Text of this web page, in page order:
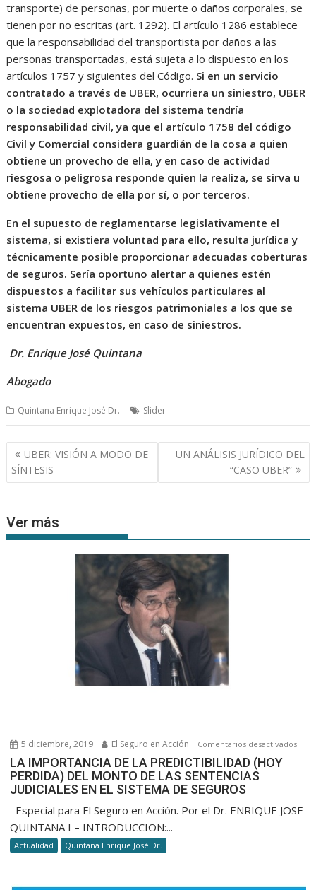
transporte) de personas, por muerte o daños corporales, se
tienen por no escritas (art. 1292). El artículo 1286 establece
que la responsabilidad del transportista por daños a las
personas transportadas, está sujeta a lo dispuesto en los
artículos 1757 y siguientes del Código. Si en un servicio
contratado a través de UBER, ocurriera un siniestro, UBER
o la sociedad explotadora del sistema tendría
responsabilidad civil, ya que el artículo 1758 del código
Civil y Comercial considera guardián de la cosa a quien
obtiene un provecho de ella, y en caso de actividad
riesgosa o peligrosa responde quien la realiza, se sirva u
obtiene provecho de ella por sí, o por terceros.
En el supuesto de reglamentarse legislativamente el
sistema, si existiera voluntad para ello, resulta jurídica y
técnicamente posible proporcionar adecuadas coberturas
de seguros. Sería oportuno alertar a quienes estén
dispuestos a facilitar sus vehículos particulares al
sistema UBER de los riesgos patrimoniales a los que se
encuentran expuestos, en caso de siniestros.
Dr. Enrique José Quintana
Abogado
Quintana Enrique José Dr. Slider
Navegación
de
entradas
UBER: VISIÓN A MODO DE
SÍNTESIS
UN ANÁLISIS JURÍDICO DEL
“CASO UBER”
Ver más
5 diciembre, 2019 El Seguro en Acción Comentarios desactivadosen
LA
LA IMPORTANCIA DE LA PREDICTIBILIDAD (HOY
PERDIDA) DEL MONTO DE LAS SENTENCIAS
JUDICIALES EN EL SISTEMA DE SEGUROS
Especial para El Seguro en Acción. Por el Dr. ENRIQUE JOSE
QUINTANA I – INTRODUCCION:...
Actualidad Quintana Enrique José Dr.